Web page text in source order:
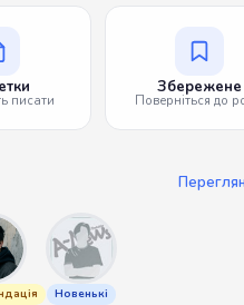
писати
Збережене
Поверніться до
Новенькі